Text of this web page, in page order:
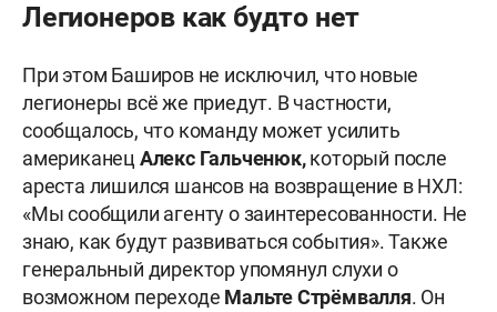
Легионеров как будто нет
При этом Баширов не исключил, что новые
легионеры всё же приедут. В частности,
сообщалось, что команду может усилить
американецАлекс Гальченюк,который после
ареста лишился шансов на возвращение в НХЛ:
«Мы сообщили агенту о заинтересованности. Не
знаю, как будут развиваться события». Также
генеральный директор упомянул слухи о
возможном переходе Мальте Стрёмвалля. Он